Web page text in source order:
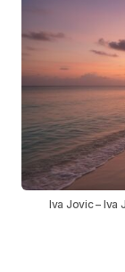
Iva Jovic – Iva